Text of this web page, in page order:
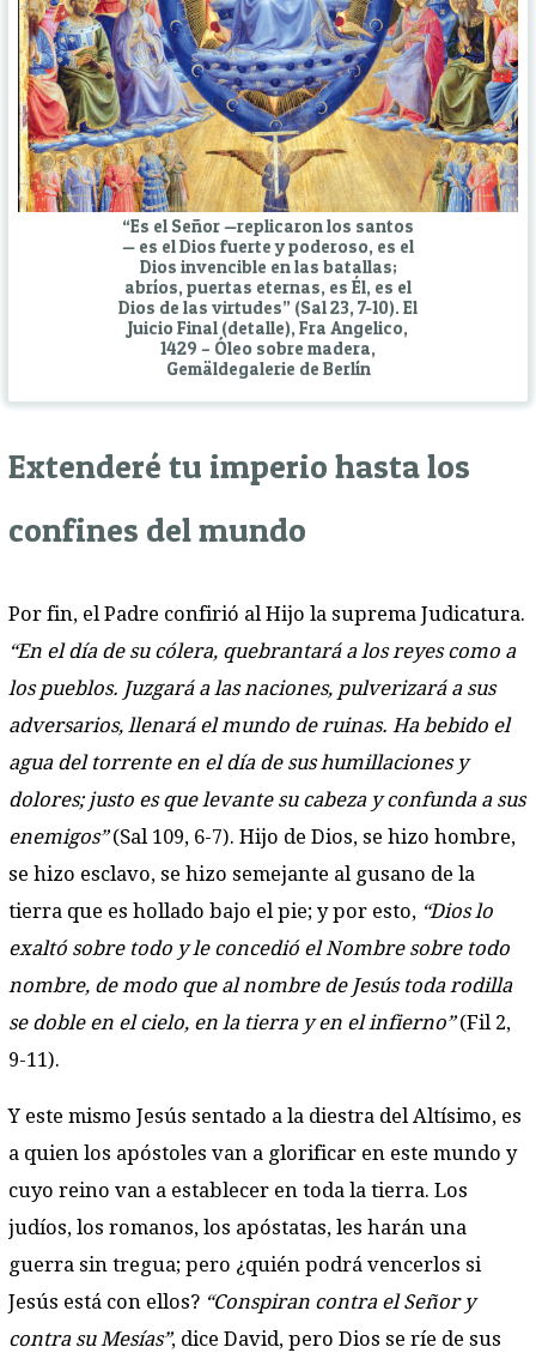
“Es el Señor —replicaron los santos
— es el Dios fuerte y poderoso, es el
Dios invencible en las batallas;
abríos, puertas eternas, es Él, es el
Dios de las virtudes” (Sal 23, 7-10). El
Juicio Final (detalle), Fra Angelico,
1429 – Óleo sobre madera,
Gemäldegalerie de Berlín
Extenderé tu imperio hasta los
confines del mundo
Por fin, el Padre confirió al Hijo la suprema Judicatura.
“En el día de su cólera, quebrantará a los reyes como a
los pueblos. Juzgará a las naciones, pulverizará a sus
adversarios, llenará el mundo de ruinas. Ha bebido el
agua del torrente en el día de sus humillaciones y
dolores; justo es que levante su cabeza y confunda a sus
enemigos”(Sal 109, 6-7). Hijo de Dios, se hizo hombre,
se hizo esclavo, se hizo semejante al gusano de la
tierra que es hollado bajo el pie; y por esto, “Dios lo
exaltó sobre todo y le concedió el Nombre sobre todo
nombre, de modo que al nombre de Jesús toda rodilla
se doble en el cielo, en la tierra y en el infierno”(Fil 2,
9-11).
Y este mismo Jesús sentado a la diestra del Altísimo, es
a quien los apóstoles van a glorificar en este mundo y
cuyo reino van a establecer en toda la tierra. Los
judíos, los romanos, los apóstatas, les harán una
guerra sin tregua; pero ¿quién podrá vencerlos si
Jesús está con ellos? “Conspiran contra el Señor y
contra su Mesías”, dice David, pero Dios se ríe de sus